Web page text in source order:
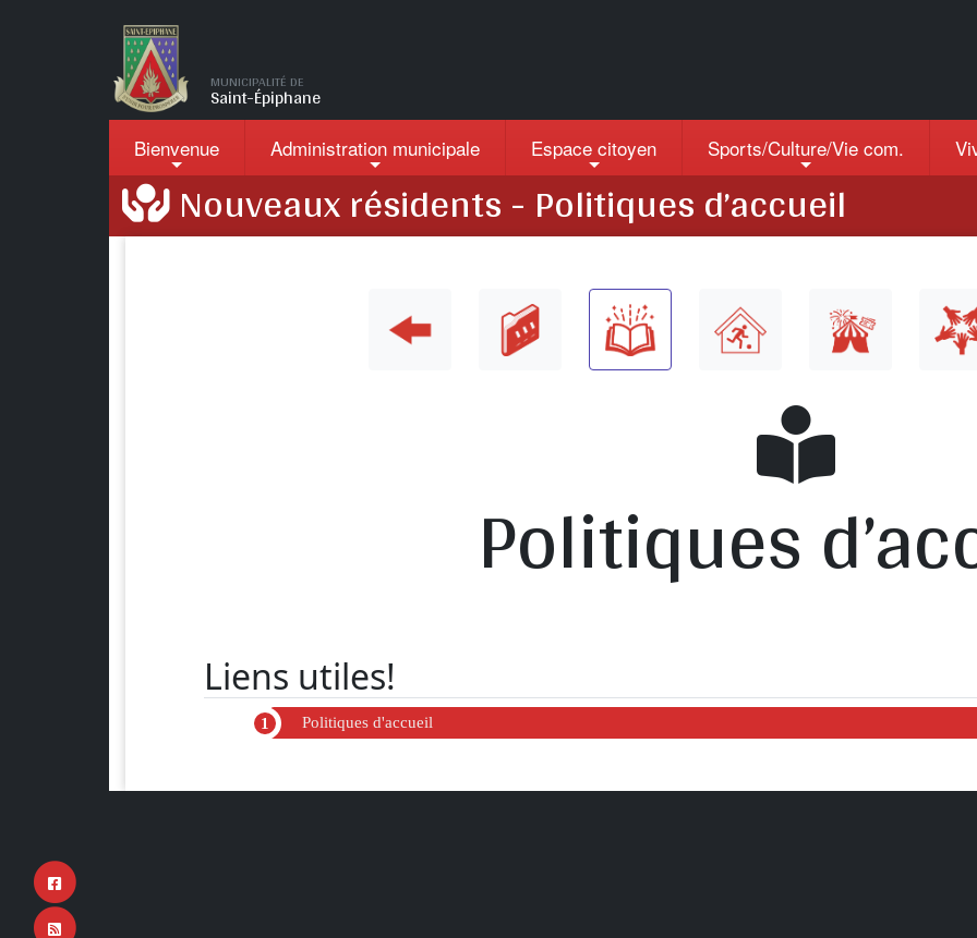
MUNICIPALITÉ DE
Saint-Épiphane
Bienvenue Administration municipale Espace citoyen Sports/Culture/Vie com.
Nouveaux résidents - Politiques d’accueil
Politiques
Liens utiles!
Politiques d'accueil